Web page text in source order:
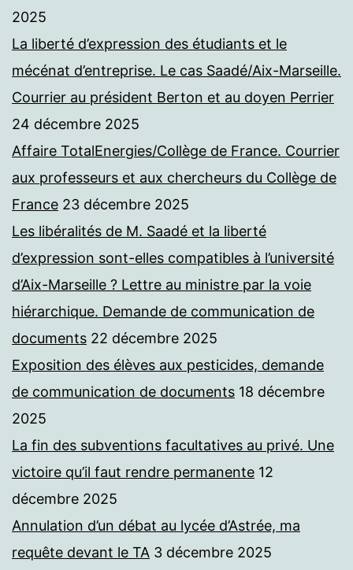
2025
La liberté d’expression des étudiants et le
mécénat d’entreprise. Le cas Saadé/Aix-Marseille.
Courrier au président Berton et au doyen Perrier
24 décembre 2025
Affaire TotalEnergies/Collège de France. Courrier
aux professeurs et aux chercheurs du Collège de
France 23 décembre 2025
Les libéralités de M. Saadé et la liberté
d’expression sont-elles compatibles à l’université
d’Aix-Marseille ? Lettre au ministre par la voie
hiérarchique. Demande de communication de
documents 22 décembre 2025
Exposition des élèves aux pesticides, demande
de communication de documents 18 décembre
2025
La fin des subventions facultatives au privé. Une
victoire qu’il faut rendre permanente 12
décembre 2025
Annulation d’un débat au lycée d’Astrée, ma
requête devant le TA 3 décembre 2025